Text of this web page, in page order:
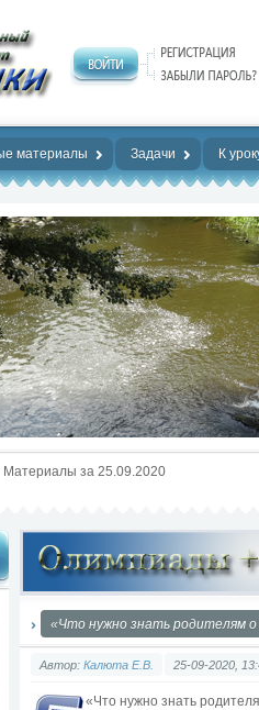
материалы Задачи К
Материалы за 25.09.2020
«Что нужно знать родителям
Автор: Калюта Е.В. 25-09-2020,
«Что нужно знать